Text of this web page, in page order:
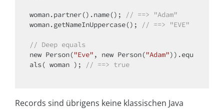
woman.partner().name();
// ==> "Adam"
woman.getNameInUppercase();
// ==> "EVE"
// Deep equals
new Person("Eve" , new Person("Adam")).equ
als( woman );
// ==> true
Records sind übrigens keine klassischen Java